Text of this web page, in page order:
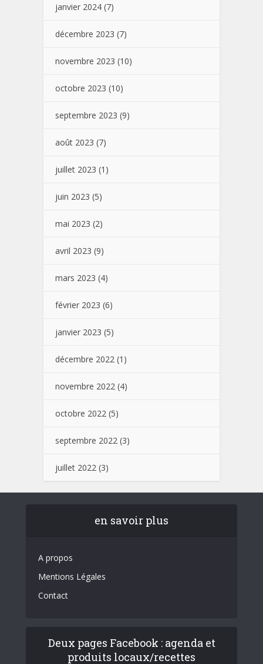
janvier 2024 (7)
décembre 2023 (7)
novembre 2023 (10)
octobre 2023 (10)
septembre 2023 (9)
août 2023 (7)
juillet 2023 (1)
juin 2023 (5)
mai 2023 (2)
avril 2023 (9)
mars 2023 (4)
février 2023 (6)
janvier 2023 (5)
décembre 2022 (1)
novembre 2022 (4)
octobre 2022 (5)
septembre 2022 (3)
juillet 2022 (3)
en savoir plus
A propos
Mentions Légales
Contact
Deux pages Facebook : agenda et
produits locaux/recettes